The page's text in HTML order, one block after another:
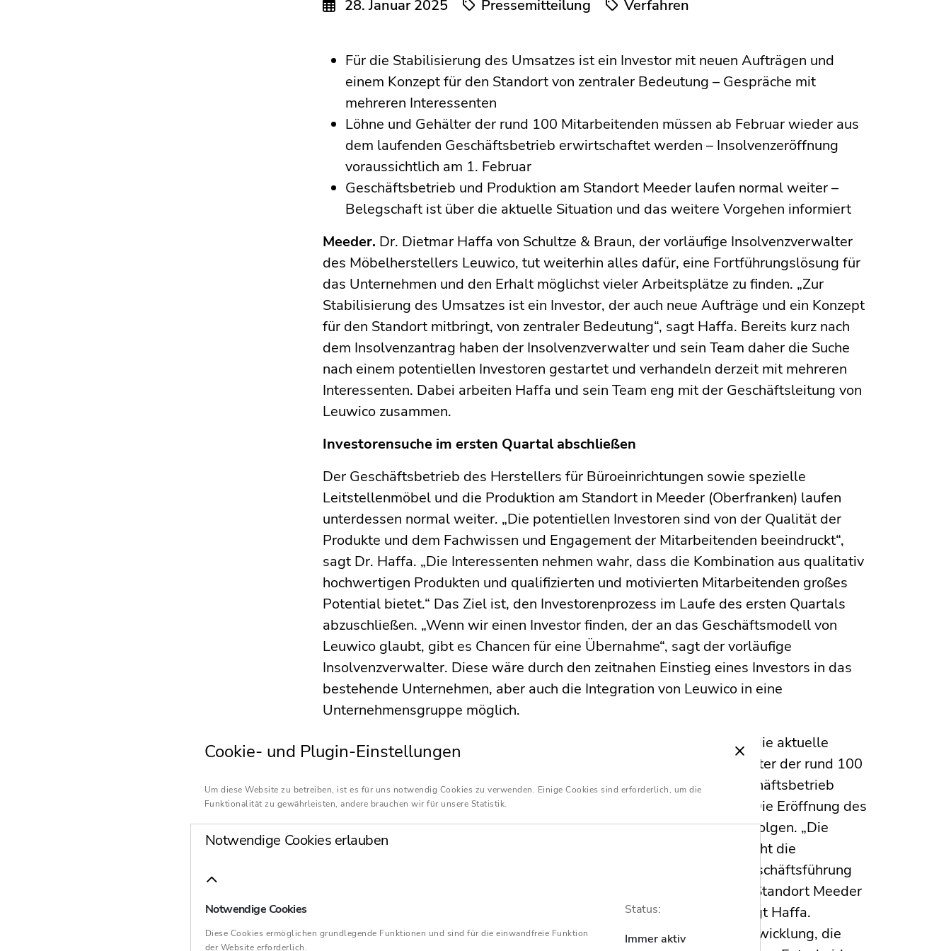
28. Januar 2025 Pressemitteilung Verfahren
Für die Stabilisierung des Umsatzes ist ein Investor mit neuen Aufträgen und
einem Konzept für den Standort von zentraler Bedeutung – Gespräche mit
mehreren Interessenten
Löhne und Gehälter der rund 100 Mitarbeitenden müssen ab Februar wieder aus
dem laufenden Geschäftsbetrieb erwirtschaftet werden – Insolvenzeröffnung
voraussichtlich am 1. Februar
Geschäftsbetrieb und Produktion am Standort Meeder laufen normal weiter –
Belegschaft ist über die aktuelle Situation und das weitere Vorgehen informiert
Meeder. Dr. Dietmar Haffa von Schultze & Braun, der vorläufige Insolvenzverwalter
des Möbelherstellers Leuwico, tut weiterhin alles dafür, eine Fortführungslösung für
das Unternehmen und den Erhalt möglichst vieler Arbeitsplätze zu finden. „Zur
Stabilisierung des Umsatzes ist ein Investor, der auch neue Aufträge und ein Konzept
für den Standort mitbringt, von zentraler Bedeutung“, sagt Haffa. Bereits kurz nach
dem Insolvenzantrag haben der Insolvenzverwalter und sein Team daher die Suche
nach einem potentiellen Investoren gestartet und verhandeln derzeit mit mehreren
Interessenten. Dabei arbeiten Haffa und sein Team eng mit der Geschäftsleitung von
Leuwico zusammen.
Investorensuche im ersten Quartal abschließen
Der Geschäftsbetrieb des Herstellers für Büroeinrichtungen sowie spezielle
Leitstellenmöbel und die Produktion am Standort in Meeder (Oberfranken) laufen
unterdessen normal weiter. „Die potentiellen Investoren sind von der Qualität der
Produkte und dem Fachwissen und Engagement der Mitarbeitenden beeindruckt“,
sagt Dr. Haffa. „Die Interessenten nehmen wahr, dass die Kombination aus qualitativ
hochwertigen Produkten und qualifizierten und motivierten Mitarbeitenden großes
Potential bietet.“ Das Ziel ist, den Investorenprozess im Laufe des ersten Quartals
abzuschließen. „Wenn wir einen Investor finden, der an das Geschäftsmodell von
Leuwico glaubt, gibt es Chancen für eine Übernahme“, sagt der vorläufige
Insolvenzverwalter. Diese wäre durch den zeitnahen Einstieg eines Investors in das
bestehende Unternehmen, aber auch die Integration von Leuwico in eine
Unternehmensgruppe möglich.
Haffa und die Geschäftsleitung haben die Belegschaft bereits über die aktuelle
Situation und das weitere Vorgehen informiert. Die Löhne und Gehälter der rund 100
Mitarbeitenden müssen ab Februar wieder aus dem laufenden Geschäftsbetrieb
erwirtschaftet werden, da das Insolvenzgeld Ende Januar ausläuft. Die Eröffnung des
Insolvenzverfahrens dürfte aller Voraussicht nach zum 1. Februar erfolgen. „Die
Tatsache, dass wir ab Februar wieder unter Vollkosten arbeiten, macht die
Sanierungsbemühungen natürlich nicht einfacher. Zusammen mit Geschäftsführung
und Belegschaft haben wir aber bis dato alles für Leuwico und den Standort Meeder
gegeben, und wir werden jetzt ganz sicher nicht damit aufhören“, sagt Haffa.
Gleichwohl sei aber auch mit dem Blick auf die schlechte Umsatzentwicklung, die
Cookie- und Plugin-Einstellungen
Um diese Website zu betreiben, ist es für uns notwendig Cookies zu verwenden. Einige Cookies sind erforderlich, um die
Funktionalität zu gewährleisten, andere brauchen wir für unsere Statistik.
Notwendige Cookies erlauben
Notwendige Cookies
Diese Cookies ermöglichen grundlegende Funktionen und sind für die einwandfreie Funktion
der Website erforderlich.
Status:
Immer aktiv